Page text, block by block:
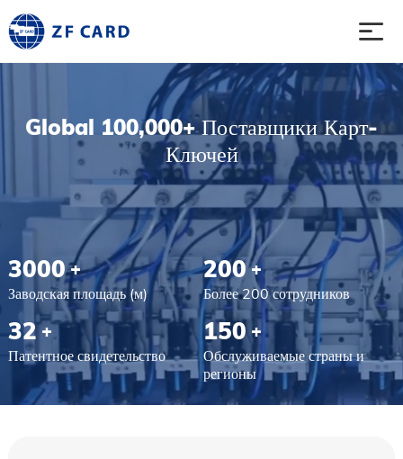
О
Случаи
Сообщение
Связь
Global 100,000+ Поставщики Карт-
Ключей
3000 +
Заводская площадь (м)
200 +
Более 200 сотрудников
32 +
Патентное свидетельство
150 +
Обслуживаемые страны и
регионы